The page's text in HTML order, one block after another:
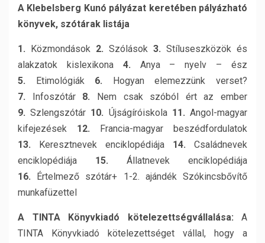
A Klebelsberg Kunó pályázat keretében pályázható
könyvek, szótárak listája
1. Közmondások 2. Szólások 3. Stíluseszközök és
alakzatok kislexikona 4. Anya – nyelv – ész
5. Etimológiák 6. Hogyan elemezzünk verset?
7. Infoszótár 8. Nem csak szóból ért az ember
9.Szlengszótár 10. Újságíróiskola 11.Angol-magyar
kifejezések 12. Francia-magyar beszédfordulatok
13. Keresztnevek enciklopédiája 14. Családnevek
enciklopédiája 15. Állatnevek enciklopédiája
16. Értelmező szótár+ 1-2. ajándék Szókincsbővítő
munkafüzettel
A TINTA Könyvkiadó kötelezettségvállalása: A
TINTA Könyvkiadó kötelezettséget vállal, hogy a